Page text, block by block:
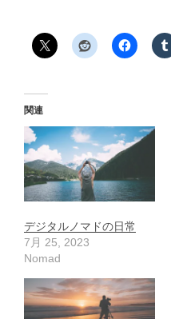
関連
デジタルノマドの日常
7月 25, 2023
Nomad